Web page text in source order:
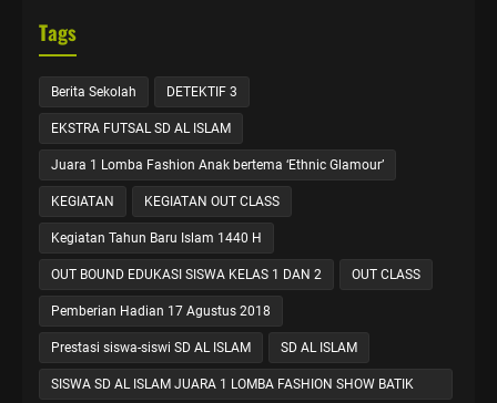
Tags
Berita Sekolah DETEKTIF 3
EKSTRA FUTSAL SD AL ISLAM
Juara 1 Lomba Fashion Anak bertema ‘Ethnic Glamour’
KEGIATAN KEGIATAN OUT CLASS
Kegiatan Tahun Baru Islam 1440 H
OUT BOUND EDUKASI SISWA KELAS 1 DAN 2 OUT CLASS
Pemberian Hadian 17 Agustus 2018
Prestasi siswa-siswi SD AL ISLAM SD AL ISLAM
SISWA SD AL ISLAM JUARA 1 LOMBA FASHION SHOW BATIK